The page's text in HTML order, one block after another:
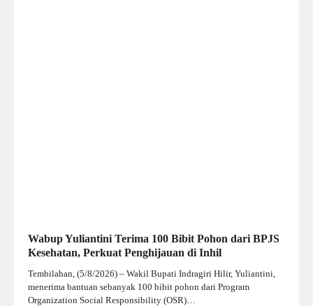
Wabup Yuliantini Terima 100 Bibit Pohon dari BPJS
Kesehatan, Perkuat Penghijauan di Inhil
Tembilahan, (5/8/2026) – Wakil Bupati Indragiri Hilir, Yuliantini,
menerima bantuan sebanyak 100 bibit pohon dari Program
Organization Social Responsibility (OSR)…